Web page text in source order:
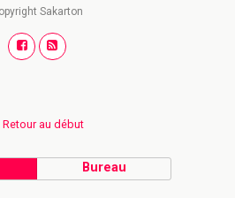
Sakarton
Retour au début
Bureau